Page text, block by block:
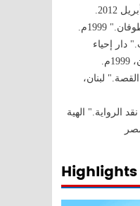
2012.
دار إحياء
لبنان،
الرواية." الهية
Highlights